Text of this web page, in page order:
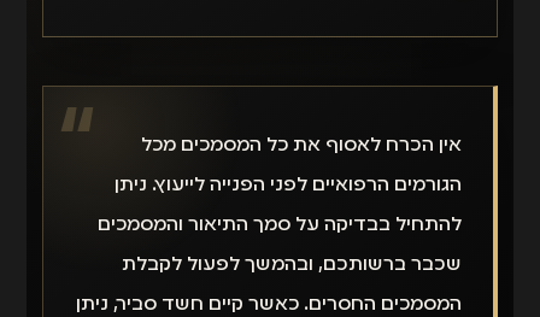
אין הכרח לאסוף את כל המסמכים מכל
הגורמים הרפואיים לפני הפנייה לייעוץ. ניתן
להתחיל בבדיקה על סמך התיאור והמסמכים
שכבר ברשותכם, ובהמשך לפעול לקבלת
המסמכים החסרים. כאשר קיים חשד סביר, ניתן